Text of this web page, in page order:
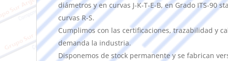
diámetros y en curvas J-K-T-E-B, en Grado ITS-90
curvas R-S.
Cumplimos con las certificaciones, trazabilidad y
demanda la industria.
Disponemos de stock permanente y se fabrican